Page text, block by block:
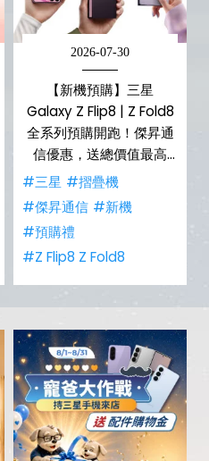
2026-07-30
【新機預購】三星
Galaxy Z Flip8 | Z Fold8
全系列預購開跑！傑昇通
信優惠，送總價值最高
$2,180 好禮
#三星 #摺疊機
#傑昇通信 #新機
#預購禮
#Z Flip8 Z Fold8